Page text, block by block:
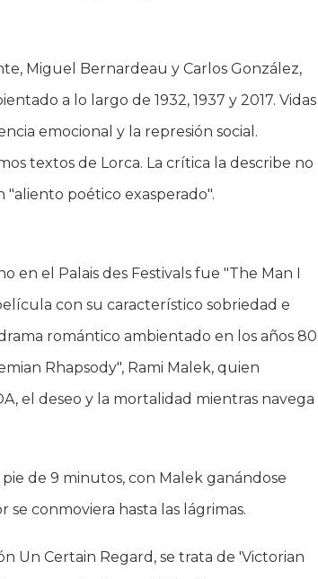
Miguel Bernardeau y Carlos González,
a lo largo de 1932, 1937 y 2017. Vidas
emocional y la represión social.
textos de Lorca. La crítica la describe no
poético exasperado".
el Palais des Festivals fue "The Man I
con su característico sobriedad e
romántico ambientado en los años 80
Rhapsody", Rami Malek, quien
el deseo y la mortalidad mientras navega
de 9 minutos, con Malek ganándose
conmoviera hasta las lágrimas.
Un Certain Regard, se trata de 'Victorian